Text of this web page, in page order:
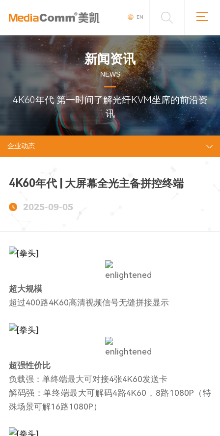
EN
新闻资讯
NEWS
4K60年代 第一时间了解光纤KVM坐席的前沿资
讯
企业动态
4K60年代 | 大屏幕全光主备拼控终端
2025-09-05
超大规模
超过400路4K60高清视频信号无缝拼接显示
超强性价比
负载强：单终端最大可对接4张4K60发送卡
解码强：单终端最大可解码4路4K60，8路1080P（特
殊场景可解16路1080P）